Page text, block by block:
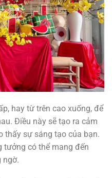
hay từ trên cao xuống, để
Điều này sẽ tạo ra cảm
thấy sự sáng tạo của bạn.
tưởng có thể mang đến
ngờ.